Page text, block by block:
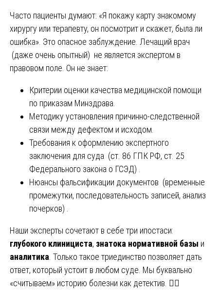
Часто пациенты думают: «Я покажу карту знакомому
хирургу или терапевту, он посмотрит и скажет, была ли
ошибка». Это опасное заблуждение. Лечащий врач
(даже очень опытный) не является экспертом в
правовом поле. Он не знает:
Критерии оценки качества медицинской помощи
по приказам Минздрава.
Методику установления причинно-следственной
связи между дефектом и исходом.
Требования к оформлению экспертного
заключения для суда (ст. 86 ГПК РФ, ст. 25
Федерального закона о ГСЭД) .
Нюансы фальсификации документов (временные
промежутки, последовательность записей, анализ
почерков) .
Наши эксперты сочетают в себе три ипостаси:
глубокого клинициста, знатока нормативной базы и
аналитика. Только такое триединство позволяет дать
ответ, который устоит в любом суде. Мы буквально
«считываем» историю болезни как детектив. 🕵️‍♂️